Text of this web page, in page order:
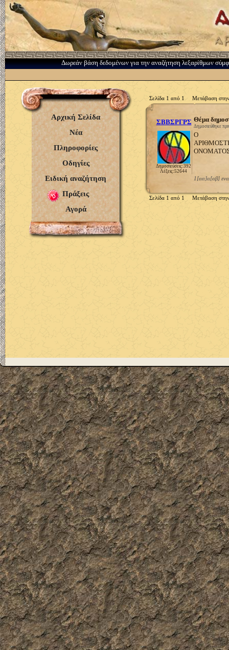
Δωρεάν βάση δεδομένων για την αναζήτηση λεξαρίθμων
Αρχική Σελίδα
Νέα
Πληροφορίες
Οδηγίες
Ειδική αναζήτηση
Πράξεις
Αγορά
Σελίδα 1 από 1 Μετάβαση
ΣΒΒΣΡΓΡΣ Θέμα
Δημοσιεύθηκε
Δημοσιεύσεις:392
Λέξεις:52644
Ο
1[αα]α[αβ] ενα
Σελίδα 1 από 1 Μετάβαση